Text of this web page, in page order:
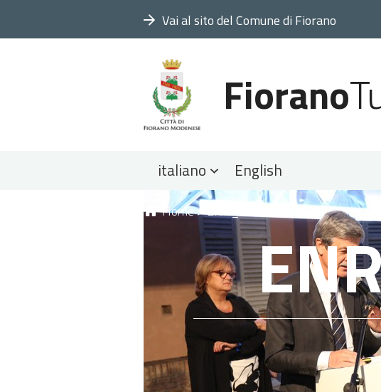
Vai al sito del Comune di Fiorano
Fiorano
italiano English
Tu Home>ENR_9948.JPG